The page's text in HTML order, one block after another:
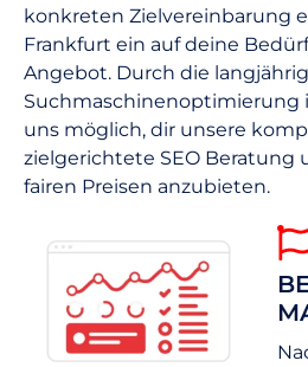
konkreten Zielvereinbarung
Frankfurt ein auf deine
Angebot. Durch die
Suchmaschinenoptimierung
uns möglich, dir unsere
zielgerichtete SEO Beratung
fairen Preisen anzubieten.